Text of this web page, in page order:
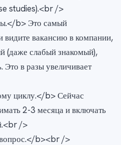
studies).<br />
b> Это самый
видите вакансию в компании,
(даже слабый знакомый),
Это в разы увеличивает
циклу.</b> Сейчас
2-3 месяца и включать
/>
b><br />